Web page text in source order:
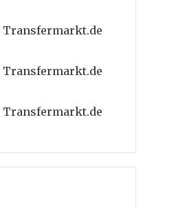
Transfermarkt.de
Transfermarkt.de
Transfermarkt.de